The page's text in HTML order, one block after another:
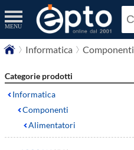
MENU
Informatica Componenti
Categorie prodotti
Informatica
Componenti
Alimentatori